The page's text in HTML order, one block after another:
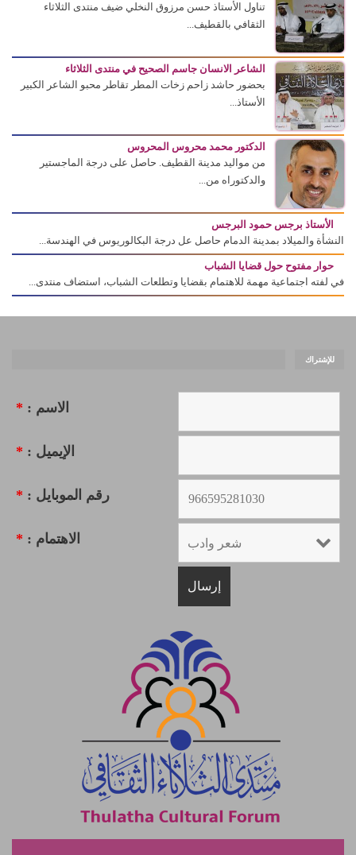
تناول الأستاذ حسن مرزوق النخلي ضيف منتدى الثلاثاء
الثقافي بالقطيف...
الشاعر الانسان جاسم الصحيح في منتدى الثلاثاء
بحضور حاشد زاحم زخات المطر تقاطر محبو الشاعر الكبير
الأستاذ...
الدكتور محمد محروس المحروس
من مواليد مدينة القطيف. حاصل على درجة الماجستير
والدكتوراه من...
الأستاذ برجس حمود البرجس
النشأة والميلاد بمدينة الدمام حاصل عل درجة البكالوريوس في الهندسة...
حوار مفتوح حول قضايا الشباب
في لفته اجتماعية مهمة للاهتمام بقضايا وتطلعات الشباب، استضاف منتدى...
للإشتراك
الاسم : *
الإيميل : *
رقم الموبايل : *
الاهتمام : *